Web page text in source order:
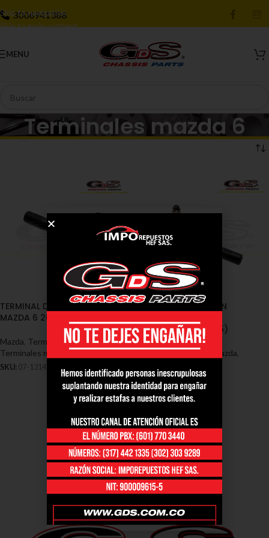
Skip to navigation
Skip to main content
3006941388
MENU
Terminales mazda 6
TERMINAL DIRECCION DERCHA
MAZDA 6 2005/2009 (07-1314)
Mazda Terminales - Mazda
Terminales mazda 6
SKU: 07-1314
TERMINAL DIRECCION
2005/2009 (07-1315)
Mazda,Terminales - Mazda
SKU: 07-1315